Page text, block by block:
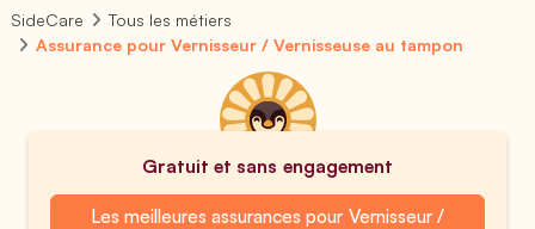
SideCare
Tous les métiers
Assurance pour Vernisseur / Vernisseuse au tampon
Gratuit et sans engagement
Les meilleures assurances pour Vernisseur /